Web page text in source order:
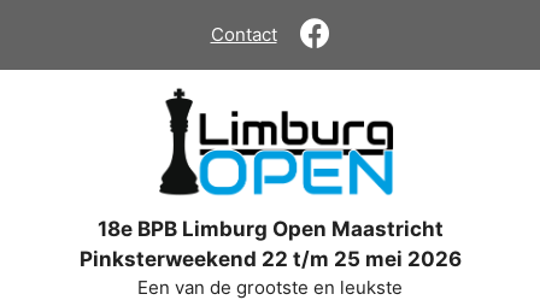
de
Contact
18e BPB Limburg Open Maastricht
Pinksterweekend 22 t/m 25 mei 2026
Een van de grootste en leukste